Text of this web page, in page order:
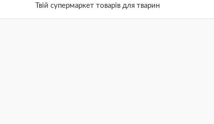
Твій супермаркет товарів для тварин